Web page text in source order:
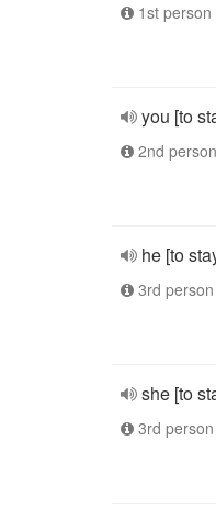
1st
you [to
2nd
he [to
3rd
she [to
3rd